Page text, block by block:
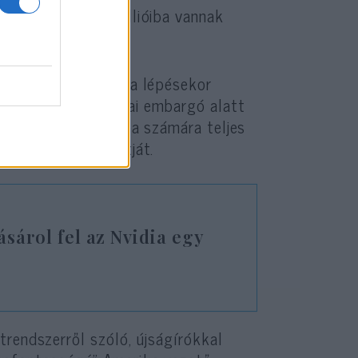
millióiba vannak
elnök hivatalba lépésekor
most is amerikai embargó alatt
és Észak-Korea számára teljes
exportját.
fel az Nvidia egy
szóló, újságírókkal